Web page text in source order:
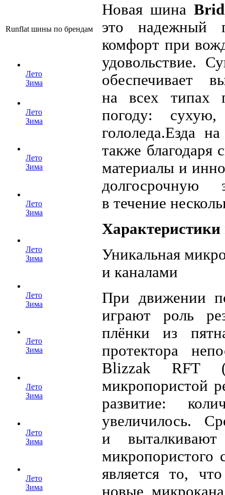
Runflat шины по брендам
Лето
Зима
Лето
Зима
Лето
Зима
Лето
Зима
Лето
Зима
Лето
Зима
Лето
Зима
Лето
Зима
Лето
Зима
Лето
Зима
Новая шина
это надежный
комфорт при
удовольствие.
обеспечивает
на всех типах
погоду:
гололеда.Езда
также
материалы и
долгосрочную
в течение
Уникальная
и каналами
При движении
играют роль
плёнки из
протектора
Blizzak RFT
микропористой
развитие:
увеличилось.
и
микропористого
является то,
новые